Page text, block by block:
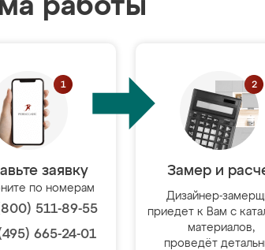
работы
заявку
по номерам
511-89-55
665-24-01
Замер и
Дизайнер-
приедет к Вам с
материалов,
проведёт